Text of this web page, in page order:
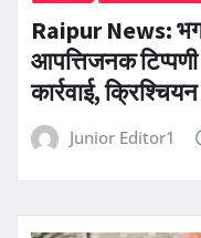
Raipur News:
आपत्तिजनक
कार्रवाई,
Junior Editor1